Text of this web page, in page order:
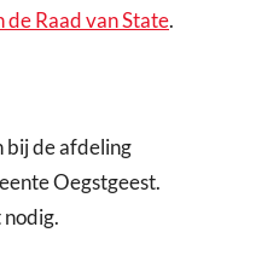
Raad van State.
bij de afdeling
Oegstgeest.
nodig.